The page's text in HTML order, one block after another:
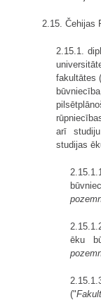
2.15. Čehijas
2.15.1.
fakultātes
arī
studijas
ēku
("